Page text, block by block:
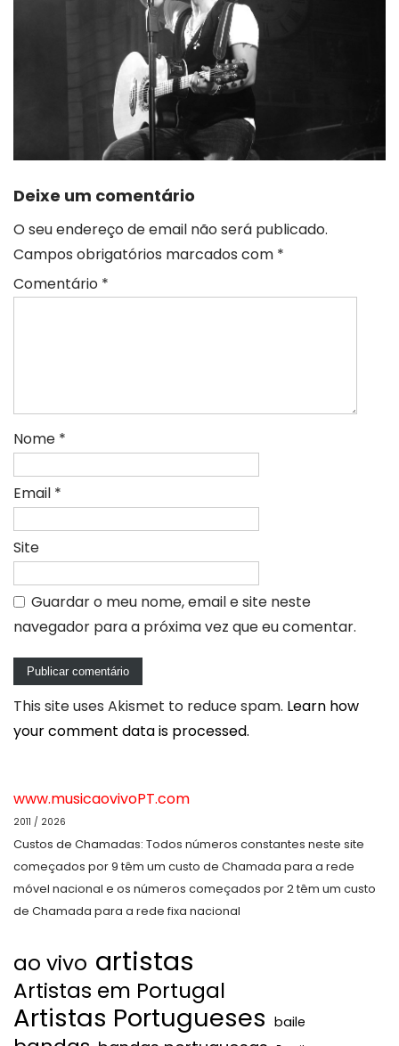
Deixe um comentário
O seu endereço de email não será publicado.
Campos obrigatórios marcados com *
Comentário *
Nome *
Email *
Site
Guardar o meu nome, email e site neste
navegador para a próxima vez que eu comentar.
This site uses Akismet to reduce spam. Learn how
your comment data is processed.
www.musicaovivoPT.com
2011 / 2026
Custos de Chamadas: Todos números constantes neste site
começados por 9 têm um custo de Chamada para a rede
móvel nacional e os números começados por 2 têm um custo
de Chamada para a rede fixa nacional
ao vivo artistas
Artistas em Portugal
Artistas Portugueses baile